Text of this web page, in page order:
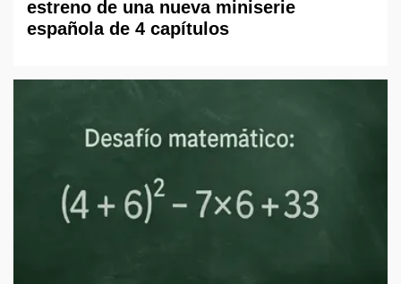
estreno de una nueva miniserie
española de 4 capítulos